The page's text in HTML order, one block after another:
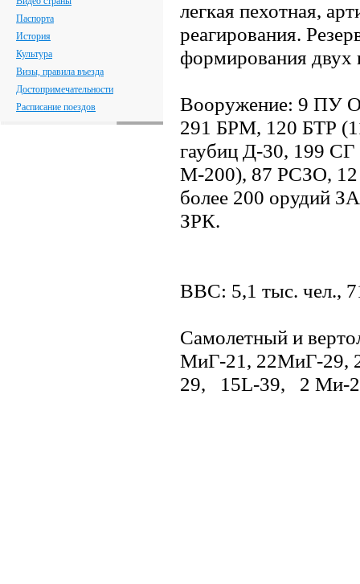
Паспорта
История
Культура
Визы, правила въезда
Достопримечательности
Расписание поездов
легкая пехотная,
реагирования.
формирования двух
Вооружение: 9 ПУ
291 БРМ, 120 БТР
гаубиц Д-30, 199 СГ
М-200), 87 РСЗО,
более 200 орудий
ЗРК.
ВВС: 5,1 тыс. чел.,
Самолетный и
МиГ-21, 22МиГ-
29, 15L-39, 2 Ми-